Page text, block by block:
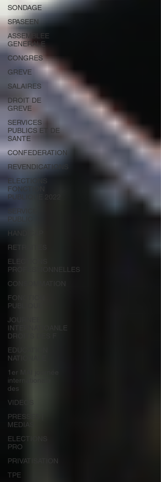
SONDAGE
SPASEEN
ASSEMBLEE
GENERALE
CONGRES
GREVE
SALAIRES
DROIT DE
GREVE
SERVICES
PUBLICS ET DE
SANTE
CONFEDERATION
REVENDICATIONS
ELECTIONS
FONCTION
PUBLIQUE 2022
SERVICE
PUBLIC
HANDICAP
RETRAITES
ELECTIONS
PROFESSIONNELLES
CONSOMMATION
FONCTION
PUBLIQUE
JOURNEE
INTERNATIOANLE
DROITS DES F
EDUCATION
NATIONALE
1er MAI journée
internationale
des
VIDEOS
PRESSES |
MEDIAS
ELECTIONS
PRO
PRIVATISATION
TPE